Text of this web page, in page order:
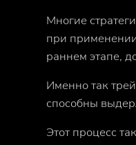
Многие
при
раннем этапе,
Именно так
способны
Этот процесс